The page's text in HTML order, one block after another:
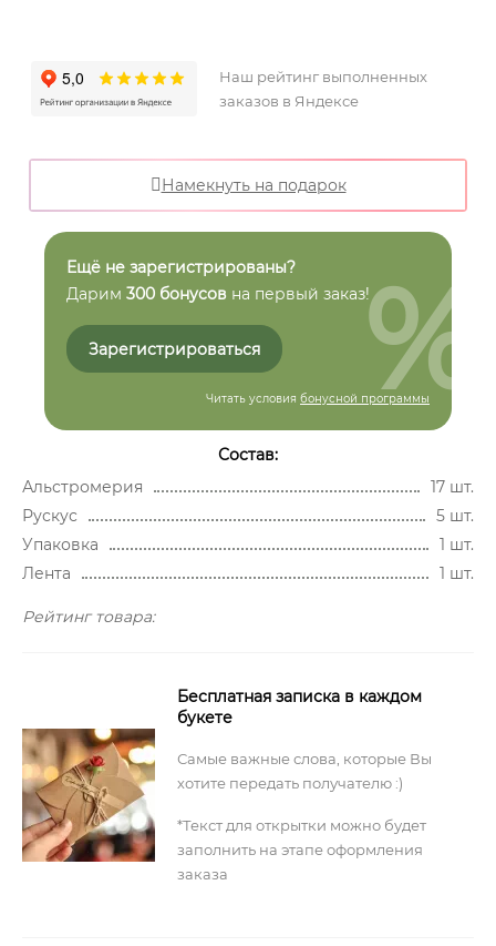
Наш рейтинг выполненных
заказов в Яндексе
Намекнуть на подарок
Ещё не зарегистрированы?
Дарим 300 бонусов на первый заказ!
Зарегистрироваться
Читать условия бонусной программы
%
Состав:
Альстромерия
17 шт.
Рускус
5 шт.
Упаковка
1 шт.
Лента
1 шт.
Рейтинг товара:
Бесплатная записка в каждом
букете
Самые важные слова, которые Вы
хотите передать получателю :)
*Текст для открытки можно будет
заполнить на этапе оформления
заказа